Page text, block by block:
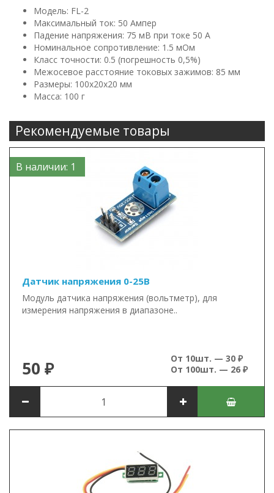
Модель: FL-2
Максимальный ток: 50 Ампер
Падение напряжения: 75 мВ при токе 50 А
Номинальное сопротивление: 1.5 мОм
Класс точности: 0.5 (погрешность 0,5%)
Межосевое расстояние токовых зажимов: 85 мм
Размеры: 100x20x20 мм
Масса: 100 г
Рекомендуемые товары
В наличии: 1
Датчик напряжения 0-25В
Модуль датчика напряжения (вольтметр), для
измерения напряжения в диапазоне..
50 ₽
От 10шт. — 30 ₽
От 100шт. — 26 ₽